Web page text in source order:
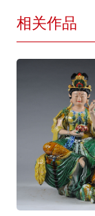
相关作品